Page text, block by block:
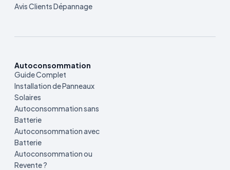
Avis Clients Dépannage
Autoconsommation
Guide Complet
Installation de Panneaux
Solaires
Autoconsommation sans
Batterie
Autoconsommation avec
Batterie
Autoconsommation ou
Revente ?